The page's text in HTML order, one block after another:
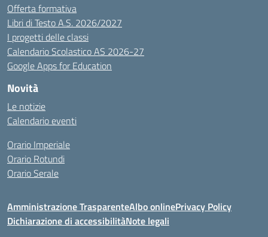
Offerta formativa
Libri di Testo A.S. 2026/2027
I progetti delle classi
Calendario Scolastico AS 2026-27
Google Apps for Education
Novità
Le notizie
Calendario eventi
Orario Imperiale
Orario Rotundi
Orario Serale
Amministrazione TrasparenteAlbo onlinePrivacy Policy
Dichiarazione di accessibilitàNote legali